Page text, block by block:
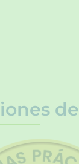
de